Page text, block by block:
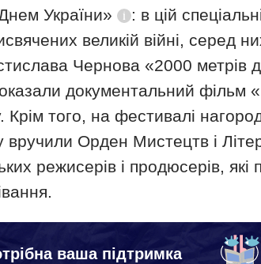
України»
Довідка
: в цій
великій війні, серед
Чернова «2000 метрів
документальний фільм
Крім того, на фестивалі
Орден Мистецтв і
режисерів і продюсерів,
ваша підтримка